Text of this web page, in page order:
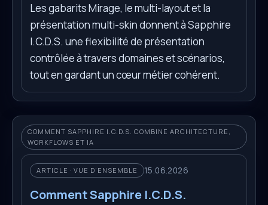
Les gabarits Mirage, le multi-layout et la
présentation multi-skin donnent à Sapphire
I.C.D.S. une flexibilité de présentation
contrôlée à travers domaines et scénarios,
tout en gardant un cœur métier cohérent.
COMMENT SAPPHIRE I.C.D.S. COMBINE ARCHITECTURE,
WORKFLOWS ET IA
ARTICLE · VUE D’ENSEMBLE 15.06.2026
Comment Sapphire I.C.D.S.